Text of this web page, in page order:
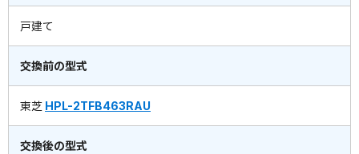
戸建て
交換前の型式
東芝 HPL-2TFB463RAU
交換後の型式